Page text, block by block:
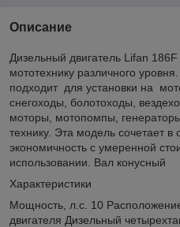
Описание
Дизельный двигатель Lifan
мототехнику различного
подходит для установки на
снегоходы, болотоходы,
моторы, мотопомпы,
технику. Эта модель сочетает в
экономичность с умеренной
использовании. Вал конусный
Характеристики
Мощность, л.с. 10
двигателя Дизельный